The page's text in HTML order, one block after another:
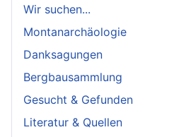
Wir suchen...
Montanarchäologie
Danksagungen
Bergbausammlung
Gesucht & Gefunden
Literatur & Quellen